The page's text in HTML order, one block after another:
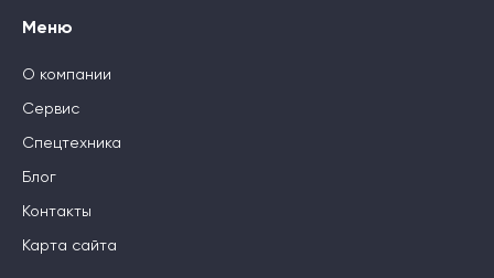
Меню
О компании
Сервис
Спецтехника
Блог
Контакты
Карта сайта